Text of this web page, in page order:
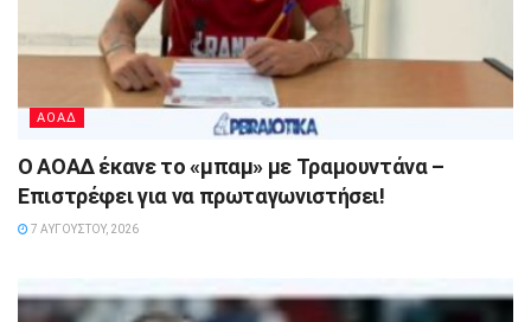
ΑΟΑΔ
Ο ΑΟΑΔ έκανε το «μπαμ» με Τραμουντάνα –
Επιστρέφει για να πρωταγωνιστήσει!
7 ΑΥΓΟΎΣΤΟΥ, 2026